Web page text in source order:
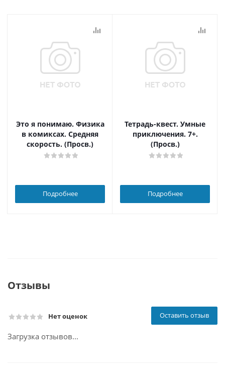
Это я понимаю. Физика
в комиксах. Средняя
скорость. (Просв.)
Подробнее
Тетрадь-квест. Умные
приключения. 7+.
(Просв.)
Подробнее
Отзывы
Нет оценок Оставить отзыв
Загрузка отзывов...